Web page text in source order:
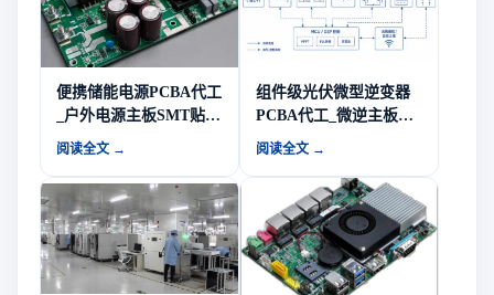
便携储能电源PCBA代工
_户外电源主板SMT贴片
EMS方案商-山西英特丽
阅读全文 →
组件级光伏微型逆变器
PCBA代工_微逆主板
SMT贴片EMS方案商-山
阅读全文 →